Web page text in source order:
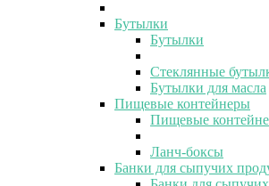
Бутылки
Бутылки
Стеклянные
Бутылки для масла
Пищевые контейнеры
Пищевые
Ланч-боксы
Банки для сыпучих